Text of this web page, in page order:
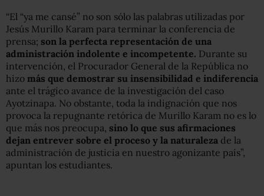
“El “ya me cansé” no son sólo las palabras utilizadas por
Jesús Murillo Karam para terminar la conferencia de
prensa; son la perfecta representación de una
administración indolente e incompetente. Durante su
intervención, el Procurador General de la República no
hizo más que demostrar su insensibilidad e indiferencia
ante el trágico avance de la investigación del caso
Ayotzinapa. No obstante, toda la indignación que nos
provoca la repugnante retórica de Murillo Karam no es lo
que más nos preocupa, sino lo que sus afirmaciones
dejan entrever sobre el proceso y la naturaleza de la
administración de justicia en nuestro agonizante país”,
apuntan los estudiantes.